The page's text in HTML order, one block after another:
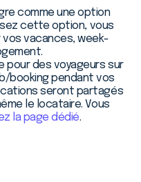
comme une option
cette option, vous
vacances, week-
pour des voyageurs sur
booking pendant vos
seront partagés
le locataire. Vous
la page dédié.